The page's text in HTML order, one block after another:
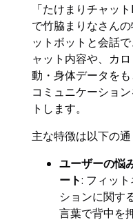
「たけまりチャッ
で竹脇まりなさん
ットボットと会話
ャット内容や、カ
動・身体データを
コミュニケーショ
トします。
主な特徴は以下の通
ユーザーの悩
ート: フィッ
ションに関す
言葉で背中を